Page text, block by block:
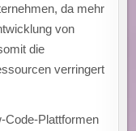
da mehr
von
die
verringert
Code-Plattformen